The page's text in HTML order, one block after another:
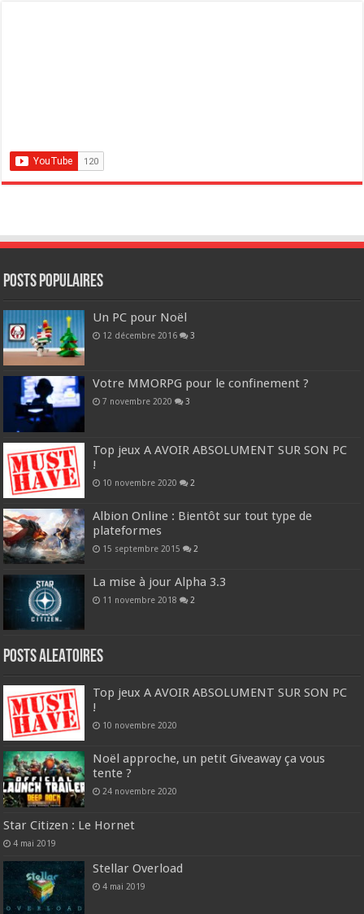
POSTS POPULAIRES
Un PC pour Noël
12 décembre 2016 3
Votre MMORPG pour le confinement ?
7 novembre 2020 3
Top jeux A AVOIR ABSOLUMENT SUR SON PC
!
10 novembre 2020 2
Albion Online : Bientôt sur tout type de
plateformes
15 septembre 2015 2
La mise à jour Alpha 3.3
11 novembre 2018 2
Posts ALEATOIRES
Top jeux A AVOIR ABSOLUMENT SUR SON PC
!
10 novembre 2020
Noël approche, un petit Giveaway ça vous
tente ?
24 novembre 2020
Star Citizen : Le Hornet
4 mai 2019
Stellar Overload
4 mai 2019